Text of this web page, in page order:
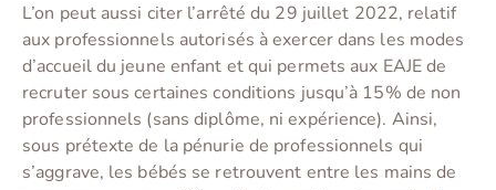
L’on peut aussi citer l’arrêté du 29 juillet 2022, relatif
aux professionnels autorisés à exercer dans les modes
d’accueil du jeune enfant et qui permets aux EAJE de
recruter sous certaines conditions jusqu’à 15% de non
professionnels (sans diplôme, ni expérience). Ainsi,
sous prétexte de la pénurie de professionnels qui
s’aggrave, les bébés se retrouvent entre les mains de